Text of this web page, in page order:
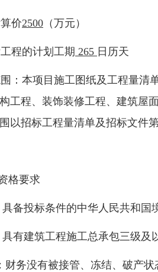
价2500 （万元）
程的计划工期 265 日历天
：本项目施工图纸及工程量清
工程、装饰装修工程、建筑屋
以招标工程量清单及招标文件
格要求
备投标条件的中华人民共和国
有建筑工程施工总承包三级及
财务没有被接管、冻结、破产